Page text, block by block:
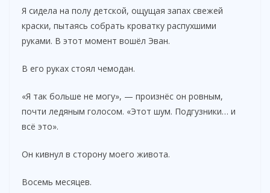
Я сидела на полу детской, ощущая запах свежей
краски, пытаясь собрать кроватку распухшими
руками. В этот момент вошёл Эван.
В его руках стоял чемодан.
«Я так больше не могу», — произнёс он ровным,
почти ледяным голосом. «Этот шум. Подгузники… и
всё это».
Он кивнул в сторону моего живота.
Восемь месяцев.